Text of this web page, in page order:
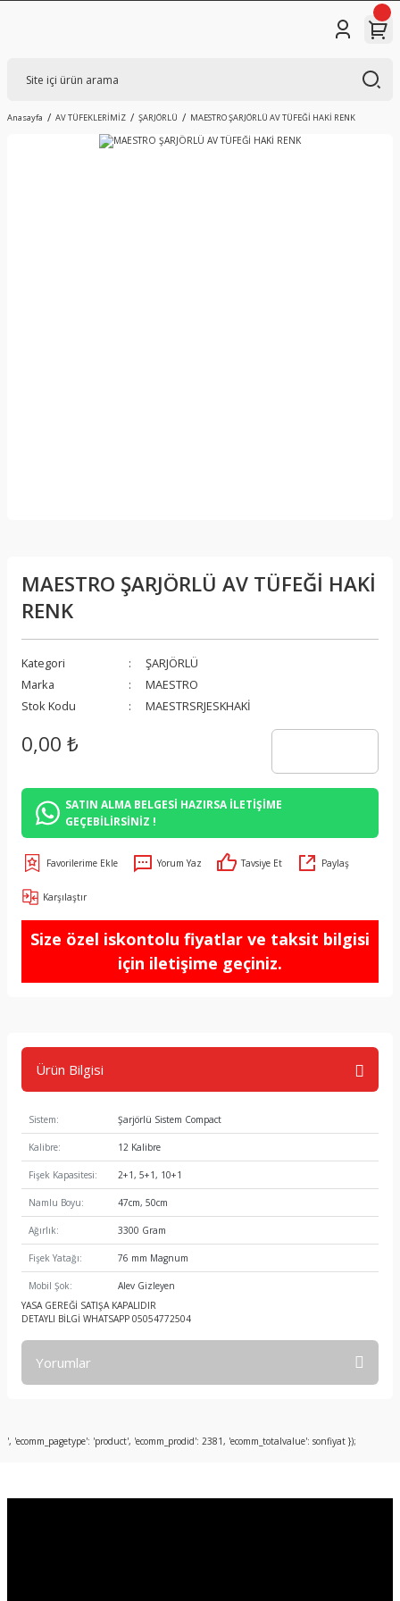
Anasayfa AV TÜFEKLERİMİZ ŞARJÖRLÜ MAESTRO ŞARJÖRLÜ AV TÜFEĞİ HAKİ RENK
MAESTRO ŞARJÖRLÜ AV TÜFEĞİ HAKİ
RENK
Kategori
ŞARJÖRLÜ
Marka
MAESTRO
Stok Kodu
MAESTRSRJESKHAKİ
0,00 ₺
SATIN ALMA BELGESİ HAZIRSA İLETİŞİME
GEÇEBİLİRSİNİZ !
Yorum Yaz Tavsiye Et Paylaş
Karşılaştır
Size özel iskontolu fiyatlar ve taksit bilgisi
için iletişime geçiniz.
Ürün Bilgisi
Sistem: Şarjörlü Sistem Compact
Kalibre: 12 Kalibre
Fişek Kapasitesi: 2+1, 5+1, 10+1
Namlu Boyu: 47cm, 50cm
Ağırlık: 3300 Gram
Fişek Yatağı: 76 mm Magnum
Mobil Şok:
Alev Gizleyen
YASA GEREĞİ SATIŞA KAPALIDIR
DETAYLI BİLGİ WHATSAPP 05054772504
Yorumlar
Bu ürüne ilk yorumu siz yapın!
', 'ecomm_pagetype': 'product', 'ecomm_prodid': 2381, 'ecomm_totalvalue': sonfiyat });